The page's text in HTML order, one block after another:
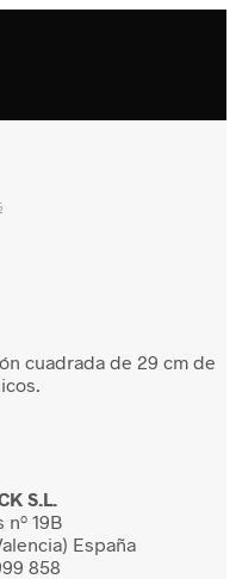
cuadrada de 29 cm de
S.L.
19B
España
858